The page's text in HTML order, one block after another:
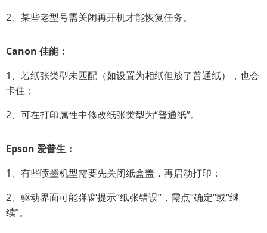
2、某些老型号需关闭再开机才能恢复任务。
Canon 佳能：
1、若纸张类型未匹配（如设置为相纸但放了普通纸），也会
卡住；
2、可在打印属性中修改纸张类型为“普通纸”。
Epson 爱普生：
1、有些喷墨机型需要先关闭纸盒盖，再启动打印；
2、驱动界面可能弹窗提示“纸张错误”，需点“确定”或“继
续”。